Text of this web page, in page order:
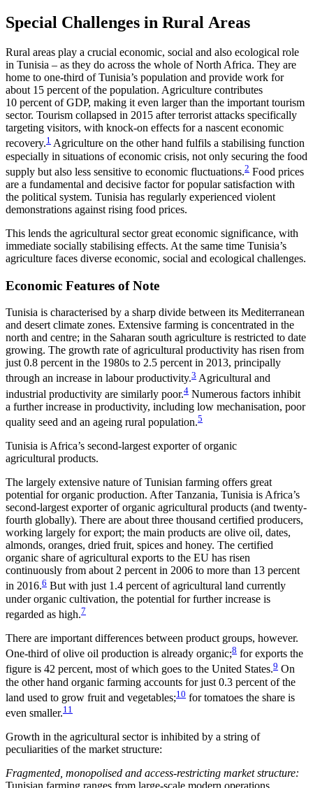
Special Challenges in Rural Areas
Rural areas play a crucial economic, social and also ecological role
in Tunisia – as they do across the whole of North Africa. They are
home to one-third of Tunisia’s population and provide work for
about 15 percent of the population. Agriculture contributes
10 percent of GDP, making it even larger than the important tourism
sector. Tourism collapsed in 2015 after terrorist attacks specifically
targeting visitors, with knock-on effects for a nascent economic
recov­ery.1 Agriculture on the other hand fulfils a stabilis­ing function
especially in situations of economic crisis, not only securing the food
supply but also less sensitive to economic fluctuations.2 Food prices
are a fundamental and decisive factor for popular satisfac­tion with
the political system. Tunisia has regularly experienced violent
demonstrations against rising food prices.
This lends the agricultural sector great economic significance, with
immediate socially stabilising effects. At the same time Tunisia’s
agriculture faces diverse economic, social and ecological challenges.
Economic Features of Note
Tunisia is characterised by a sharp divide between its Mediterranean
and desert climate zones. Extensive farming is concentrated in the
north and centre; in the Saharan south agriculture is restricted to date
growing. The growth rate of agricultural productivity has risen from
just 0.8 percent in the 1980s to 2.5 per­cent in 2013, principally
through an increase in labourproductivity.3 Agricultural and
industrial productivity are similarly poor.4 Numerous factors inhibit
a fur­ther increase in productivity, including low mechanisation, poor
quality seed and an ageing rural popu­lation.5
Tunisia is Africa’s second-largest exporter of organic
agricultural products.
The largely extensive nature of Tunisian farming offers great
potential for organic production. After Tanzania, Tunisia is Africa’s
second-largest exporter of organic agricultural products (and twenty-
fourth globally). There are about three thousand certified producers,
working largely for export; the main prod­ucts are olive oil, dates,
almonds, oranges, dried fruit, spices and honey. The certified
organic share of agri­cultural exports to the EU has risen
continuously from about 2 percent in 2006 to more than 13 per­cent
in 2016.6 But with just 1.4 percent of agricultural land currently
under organic cultivation, the poten­tial for further increase is
regarded as high.7
There are important differences between product groups, however.
One-third of olive oil production is already organic;8 for exports the
figure is 42 percent, most of which goes to the United States.9 On
the other hand organic farming accounts for just 0.3 percent of the
land used to grow fruit and vegetables;10 for toma­toes the share is
even smaller.11
Growth in the agricultural sector is inhibited by a string of
peculiarities of the market structure:
Fragmented, monopolised and access-restricting market structure: